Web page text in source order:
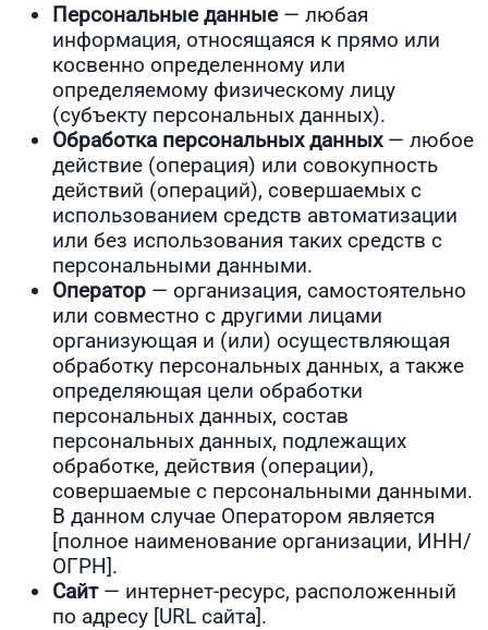
Персональные данные — любая
информация, относящаяся к прямо или
косвенно определенному или
определяемому физическому лицу
(субъекту персональных данных).
Обработка персональных данных — любое
действие (операция) или совокупность
действий (операций), совершаемых с
использованием средств автоматизации
или без использования таких средств с
персональными данными.
Оператор — организация, самостоятельно
или совместно с другими лицами
организующая и (или) осуществляющая
обработку персональных данных, а также
определяющая цели обработки
персональных данных, состав
персональных данных, подлежащих
обработке, действия (операции),
совершаемые с персональными данными.
В данном случае Оператором является
[полное наименование организации, ИНН/
ОГРН].
Сайт — интернет-ресурс, расположенный
по адресу [URL сайта].